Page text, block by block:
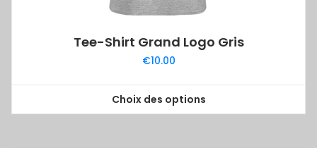
Tee-Shirt Grand Logo Gris
€10.00
Choix des options
Ce